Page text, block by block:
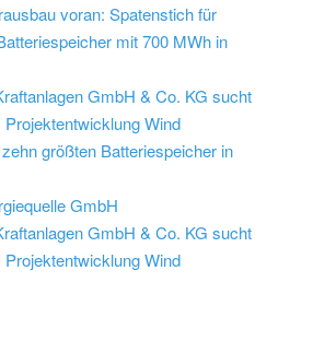
voran: Spatenstich für
mit 700 MWh in
GmbH & Co. KG sucht
Wind
größten Batteriespeicher in
GmbH
GmbH & Co. KG sucht
Wind